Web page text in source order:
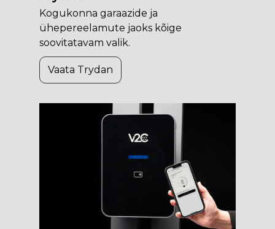
Kogukonna garaazide ja
ühepereelamute jaoks kõige
soovitatavam valik.
Vaata Trydan